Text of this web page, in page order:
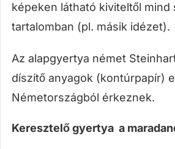
képeken látható kiviteltől mind
tartalomban (pl. másik idézet).
Az alapgyertya német
díszítő anyagok (kontúrpapír)
Németországból érkeznek.
Keresztelő gyertya a